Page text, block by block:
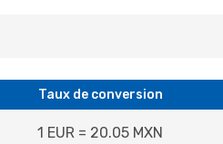
Taux de conversion
1 EUR = 20.05 MXN